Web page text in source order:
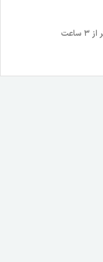
با امکان ارسال اکسپرس، سفارش خود را در کمتر از ۳ ساعت